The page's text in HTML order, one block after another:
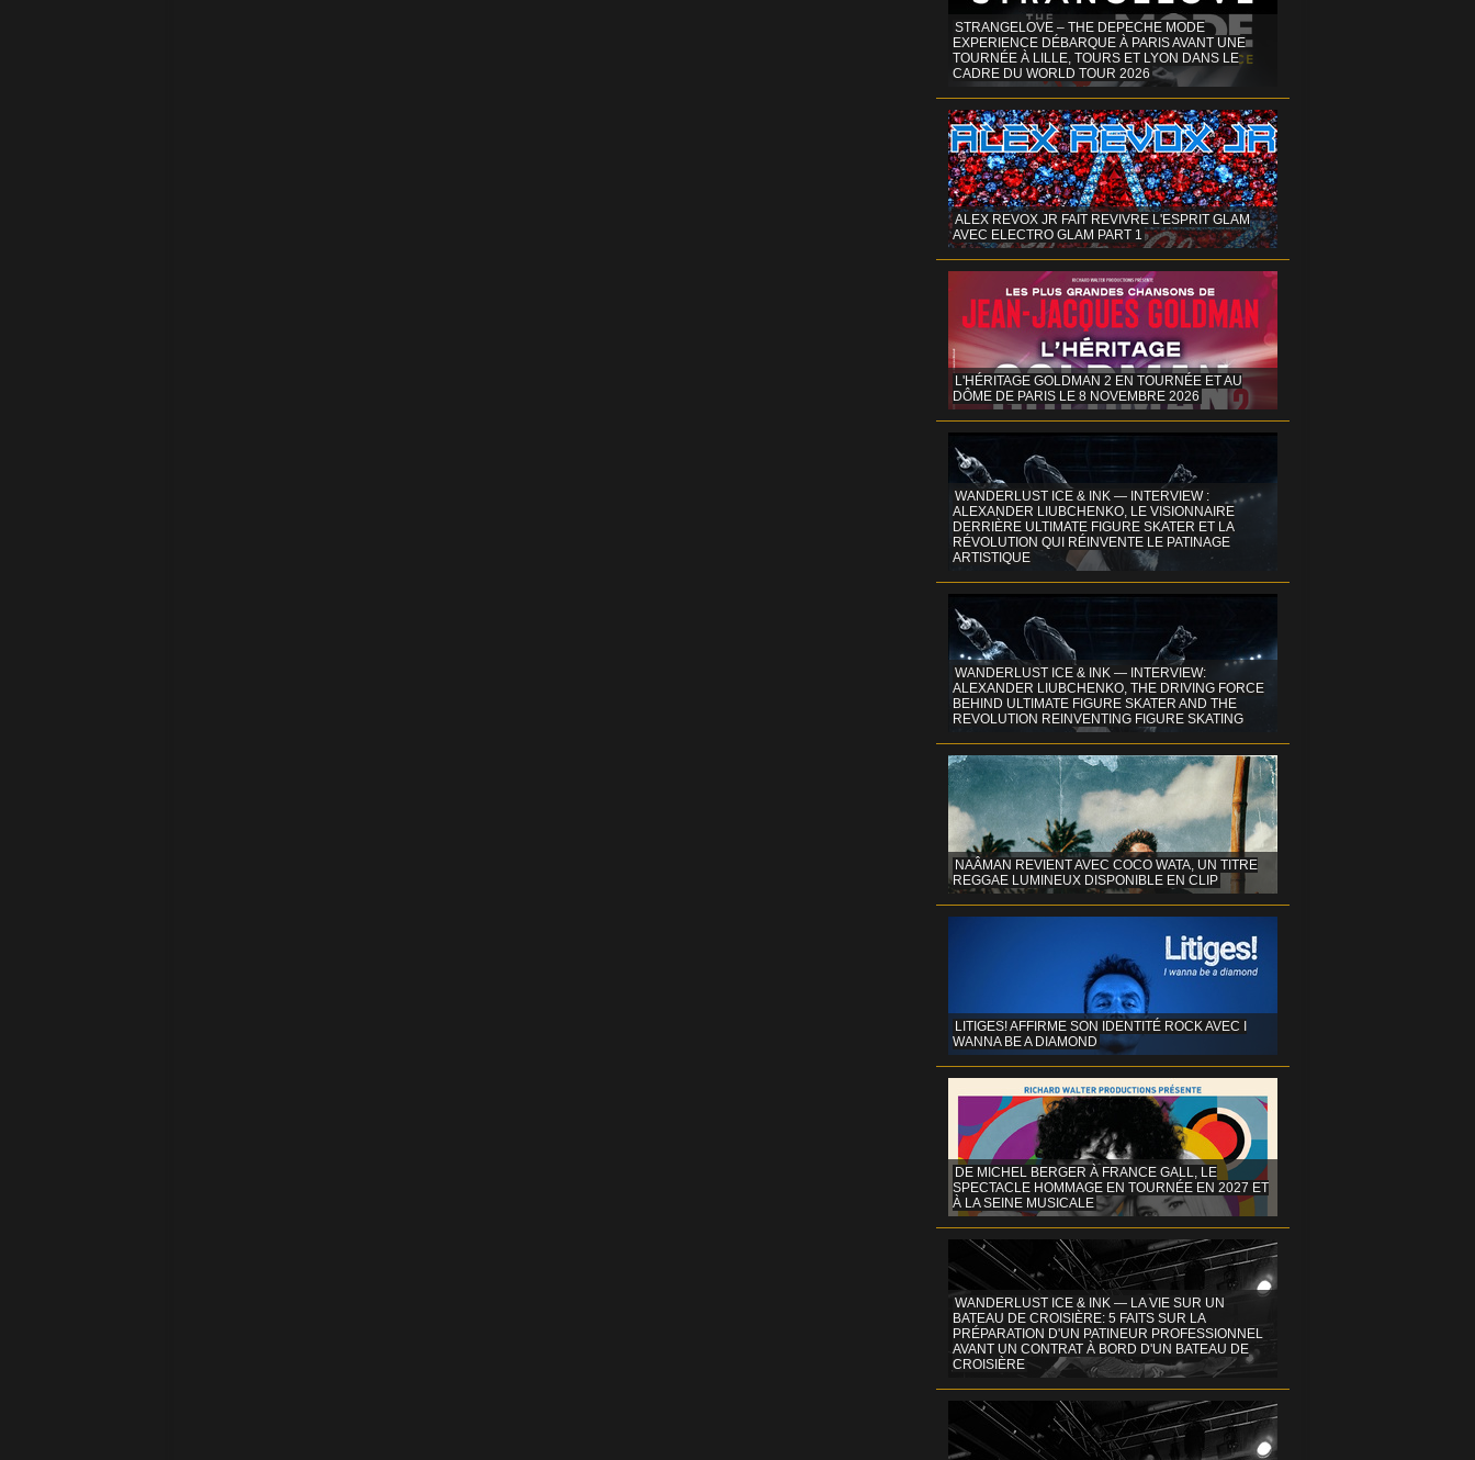
STRANGELOVE – THE DEPECHE MODE
EXPERIENCE DÉBARQUE À PARIS AVANT UNE
TOURNÉE À LILLE, TOURS ET LYON DANS LE
CADRE DU WORLD TOUR 2026
ALEX REVOX JR FAIT REVIVRE L'ESPRIT GLAM
AVEC ELECTRO GLAM PART 1
L'HÉRITAGE GOLDMAN 2 EN TOURNÉE ET AU
DÔME DE PARIS LE 8 NOVEMBRE 2026
WANDERLUST ICE & INK — INTERVIEW :
ALEXANDER LIUBCHENKO, LE VISIONNAIRE
DERRIÈRE ULTIMATE FIGURE SKATER ET LA
RÉVOLUTION QUI RÉINVENTE LE PATINAGE
ARTISTIQUE
WANDERLUST ICE & INK — INTERVIEW:
ALEXANDER LIUBCHENKO, THE DRIVING FORCE
BEHIND ULTIMATE FIGURE SKATER AND THE
REVOLUTION REINVENTING FIGURE SKATING
NAÂMAN REVIENT AVEC COCO WATA, UN TITRE
REGGAE LUMINEUX DISPONIBLE EN CLIP
LITIGES! AFFIRME SON IDENTITÉ ROCK AVEC I
WANNA BE A DIAMOND
DE MICHEL BERGER À FRANCE GALL, LE
SPECTACLE HOMMAGE EN TOURNÉE EN 2027 ET
À LA SEINE MUSICALE
WANDERLUST ICE & INK — LA VIE SUR UN
BATEAU DE CROISIÈRE: 5 FAITS SUR LA
PRÉPARATION D'UN PATINEUR PROFESSIONNEL
AVANT UN CONTRAT À BORD D'UN BATEAU DE
CROISIÈRE